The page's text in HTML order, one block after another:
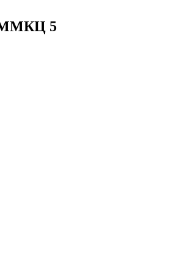
ММКЦ 5